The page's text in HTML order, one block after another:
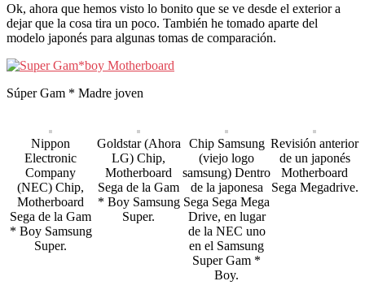
Ok, ahora que hemos visto lo bonito que se ve desde el exterior a
dejar que la cosa tira un poco. También he tomado aparte del
modelo japonés para algunas tomas de comparación.
Súper Gam * Madre joven
Nippon
Electronic
Company
(NEC) Chip,
Motherboard
Sega de la Gam
* Boy Samsung
Super.
Goldstar (Ahora
LG) Chip,
Motherboard
Sega de la Gam
* Boy Samsung
Super.
Chip Samsung
(viejo logo
samsung) Dentro
de la japonesa
Sega Sega Mega
Drive, en lugar
de la NEC uno
en el Samsung
Super Gam *
Boy.
Revisión anterior
de un japonés
Motherboard
Sega Megadrive.